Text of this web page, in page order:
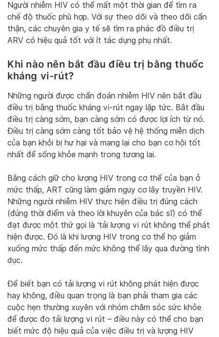
Người nhiễm HIV có thể mất một thời gian để tìm ra
chế độ thuốc phù hợp. Với sự theo dõi và theo dõi cẩn
thận, các chuyên gia y tế sẽ tìm ra phác đồ điều trị
ARV có hiệu quả tốt với ít tác dụng phụ nhất.
Khi nào nên bắt đầu điều trị bằng thuốc
kháng vi-rút?
Những người được chẩn đoán nhiễm HIV nên bắt đầu
điều trị bằng thuốc kháng vi-rút ngay lập tức. Bắt đầu
điều trị càng sớm, bạn càng sớm có được lợi ích từ nó.
Điều trị càng sớm càng tốt bảo vệ hệ thống miễn dịch
của bạn khỏi bị hư hại và mang lại cho bạn cơ hội tốt
nhất để sống khỏe mạnh trong tương lai.
Bằng cách giữ cho lượng HIV trong cơ thể của bạn ở
mức thấp, ART cũng làm giảm nguy cơ lây truyền HIV.
Những người nhiễm HIV thực hiện điều trị đúng cách
(đúng thời điểm và theo lời khuyên của bác sĩ) có thể
đạt được một thứ gọi là ‘tải lượng vi rút không thể phát
hiện được. Đó là khi lượng HIV trong cơ thể họ giảm
xuống mức thấp đến mức không thể lây qua đường tình
dục.
Để biết bạn có tải lượng vi rút không phát hiện được
hay không, điều quan trọng là bạn phải tham gia các
cuộc hẹn thường xuyên với nhóm chăm sóc sức khỏe
để được đo tải lượng vi rút – điều này có thể cho bạn
biết mức độ hiệu quả của việc điều trị và lượng HIV